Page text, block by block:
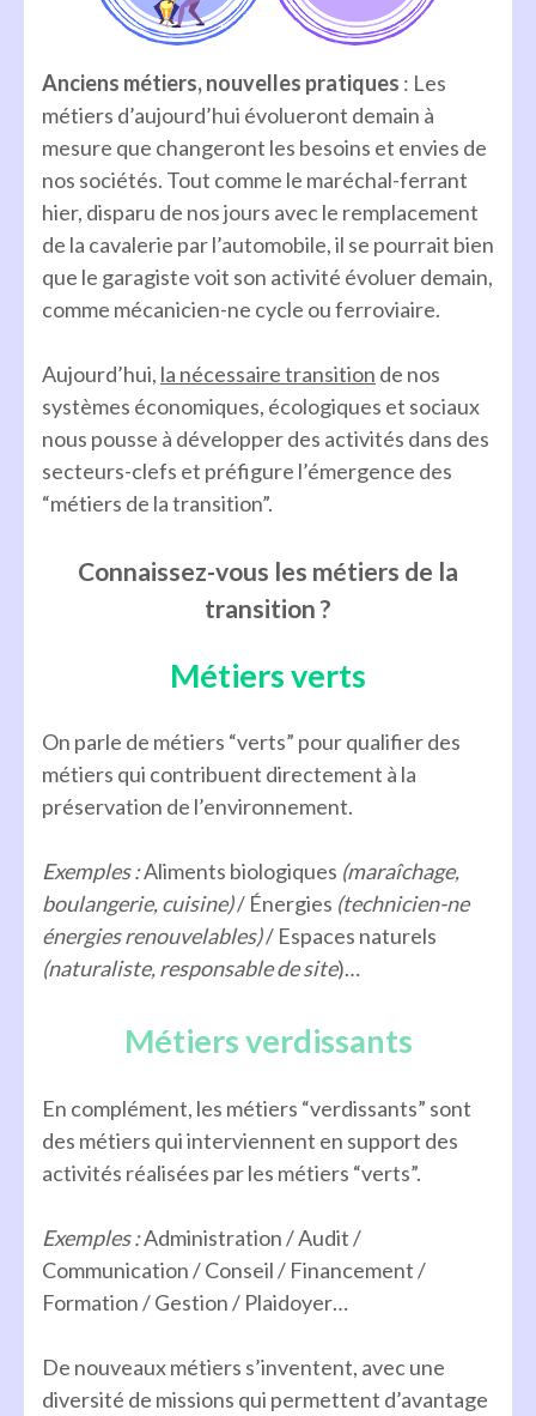
Anciens métiers, nouvelles pratiques : Les
métiers d’aujourd’hui évolueront demain à
mesure que changeront les besoins et envies de
nos sociétés. Tout comme le maréchal-ferrant
hier, disparu de nos jours avec le remplacement
de la cavalerie par l’automobile, il se pourrait bien
que le garagiste voit son activité évoluer demain,
comme mécanicien-ne cycle ou ferroviaire.
Aujourd’hui, la nécessaire transition de nos
systèmes économiques, écologiques et sociaux
nous pousse à développer des activités dans des
secteurs-clefs et préfigure l’émergence des
“métiers de la transition”.
Connaissez-vous les métiers de la
transition ?
Métiers verts
On parle de métiers “verts” pour qualifier des
métiers qui contribuent directement à la
préservation de l’environnement.
Exemples :Aliments biologiques (maraîchage,
boulangerie, cuisine)/ Énergies (technicien-ne
énergies renouvelables)/ Espaces naturels
(naturaliste, responsable de site)…
Métiers verdissants
En complément, les métiers “verdissants” sont
des métiers qui interviennent en support des
activités réalisées par les métiers “verts”.
Exemples :Administration / Audit /
Communication / Conseil / Financement /
Formation / Gestion / Plaidoyer…
De nouveaux métiers s’inventent, avec une
diversité de missions qui permettent d’avantage